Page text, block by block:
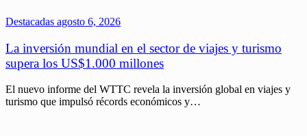
Destacadas agosto 6, 2026
La inversión mundial en el sector de viajes y turismo
supera los US$1.000 millones
El nuevo informe del WTTC revela la inversión global en viajes y
turismo que impulsó récords económicos y…